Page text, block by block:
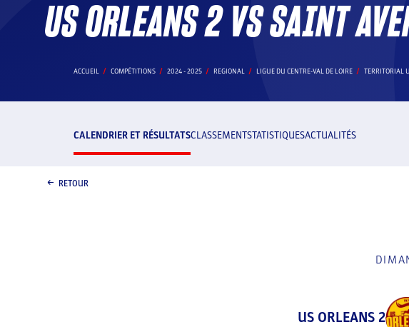
US ORLEANS 2 VS SAINT
ACCUEIL COMPÉTITIONS 2024 - 2025 REGIONAL LIGUE DU CENTRE-VAL DE LOIRE TERRITORIAL
CALENDRIER ET RÉSULTATSCLASSEMENTSTATISTIQUESACTUALITÉS
RETOUR
US ORLEANS 2